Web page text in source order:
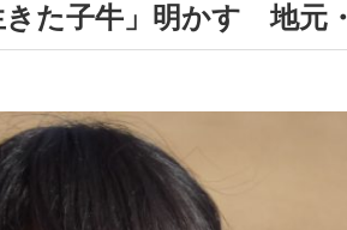
きた子牛」明かす 地元